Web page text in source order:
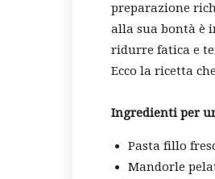
preparazione
alla sua bontà è
ridurre fatica e
Ecco la ricetta
Ingredienti per
Pasta fillo
Mandorle